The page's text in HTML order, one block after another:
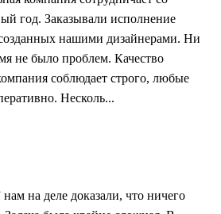
год. Заказывали исполнение
нашими дизайнерами. Ни
не было проблем. Качество
соблюдает строго, любые
Несколь...
на деле доказали, что ничего